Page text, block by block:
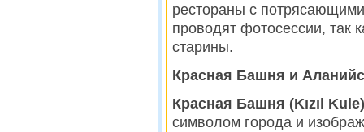
рестораны с
проводят фотосессии, так
старины.
Красная Башня и
Красная Башня (Kızıl
символом города и